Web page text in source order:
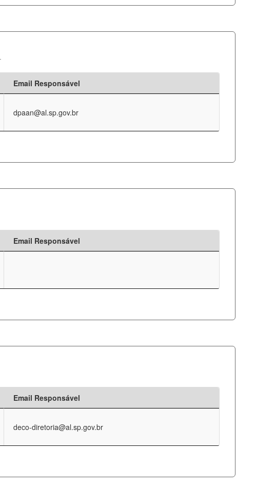
Email Responsável
dpaan@al.sp.gov.br
Email Responsável
Email Responsável
deco-diretoria@al.sp.gov.br